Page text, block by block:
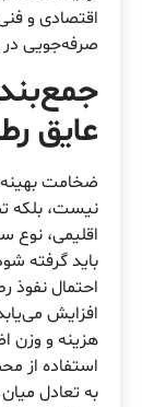
اقتصادی و
صرفه‌جویی در
عایق
ضخامت
نیست، بلکه
اقلیمی، نوع
باید گرفته
احتمال
افزایش
هزینه و وزن
استفاده از
به تعادل